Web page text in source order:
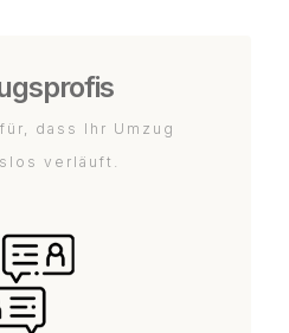
dass Ihr Umzug
verläuft.